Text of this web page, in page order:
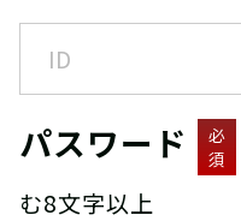
パスワード
必
須
む8文字以上